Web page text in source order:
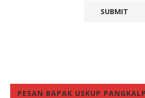
PESAN BAPAK USKUP